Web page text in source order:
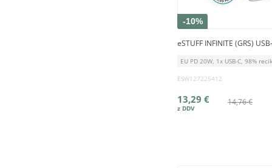
-10%
eSTUFF INFINITE (GRS)
EU PD 20W, 1x USB-C, 98%
ESW127225412
14,76 €
13,29 €